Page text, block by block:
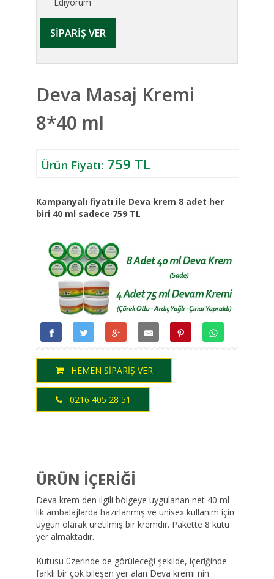
Deva Masaj Kremi
8*40 ml
Ürün Fiyatı:759 TL
Kampanyalı fiyatı ile Deva krem 8 adet her
biri 40 ml sadece 759 TL
HEMEN SİPARİŞ VER
0216 405 28 51
ÜRÜN İÇERİĞİ
Deva krem den ilgili bölgeye uygulanan net 40 ml
lik ambalajlarda hazırlanmış ve unisex kullanım için
uygun olarak üretilmiş bir kremdir. Pakette 8 kutu
yer almaktadır.
Kutusu üzerinde de görüleceği şekilde, içeriğinde
farklı bir çok bileşen yer alan Deva kremi nin